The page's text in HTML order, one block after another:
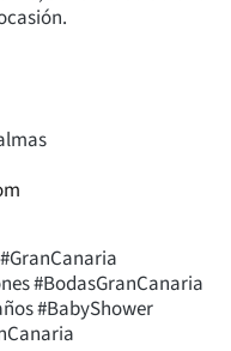
#BodasGranCanaria
#BabyShower